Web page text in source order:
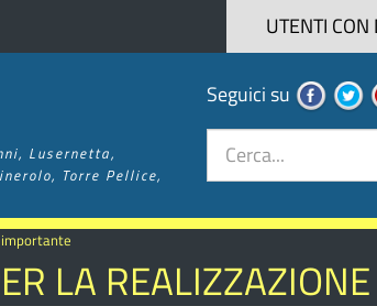
UTENTI
Lusernetta,
Torre Pellice,
Seguici su
LA